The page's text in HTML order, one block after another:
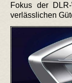
Fokus der
verlässlichen